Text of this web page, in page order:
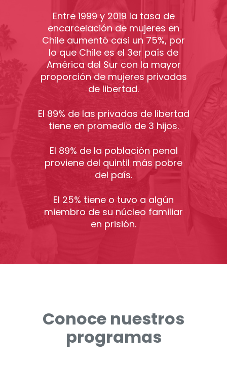
Entre 1999 y 2019 la tasa de
encarcelación de mujeres en
Chile aumentó casi un 75%, por
lo que Chile es el 3er país de
América del Sur con la mayor
proporción de mujeres privadas
de libertad.
El 89% de las privadas de libertad
tiene en promedio de 3 hijos.
El 89% de la población penal
proviene del quintil más pobre
del país.
El 25% tiene o tuvo a algún
miembro de su núcleo familiar
en prisión.
Conoce nuestros
programas